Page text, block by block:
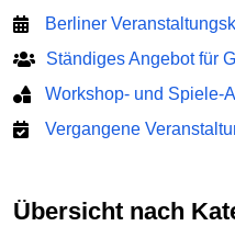
Berliner
Ständiges Angebot für
Workshop- und Spiele-
Vergangene
Übersicht nach